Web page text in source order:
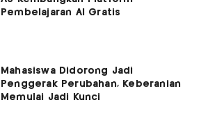
Pembelajaran AI Gratis
Mahasiswa Didorong Jadi
Penggerak Perubahan, Keberanian
Memulai Jadi Kunci